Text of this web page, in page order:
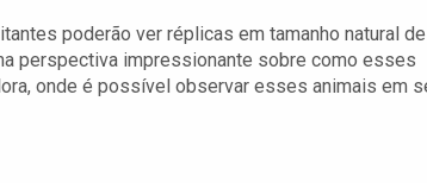
poderão ver réplicas em tamanho natural de
perspectiva impressionante sobre como esses
onde é possível observar esses animais em